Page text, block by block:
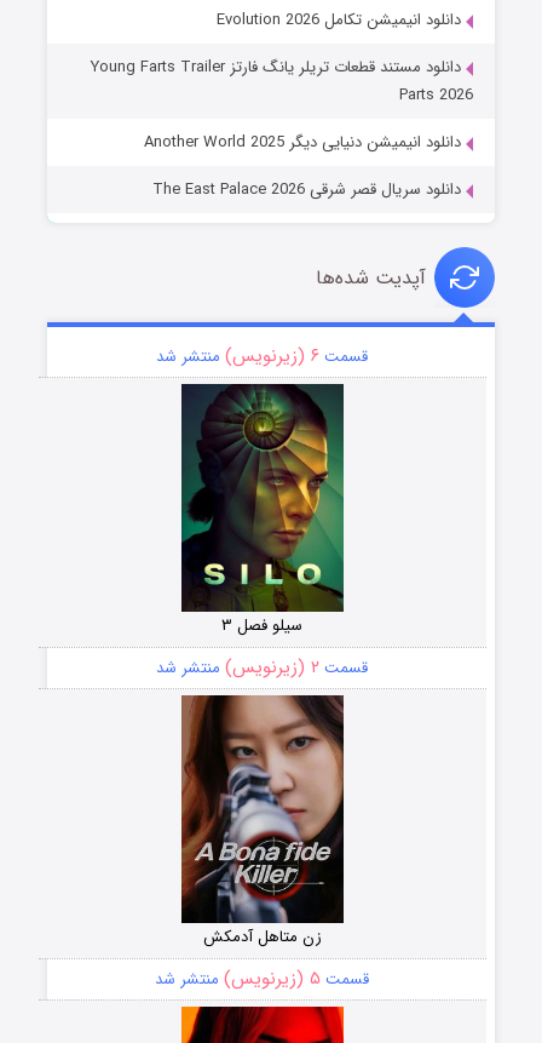
دانلود انیمیشن تکامل Evolution 2026
دانلود مستند قطعات تریلر یانگ فارتز Young Farts Trailer
Parts 2026
دانلود انیمیشن دنیایی دیگر Another World 2025
دانلود سریال قصر شرقی The East Palace 2026
آپدیت شده‌ها
قسمت ۶ (زیرنویس) منتشر شد
سیلو فصل ۳
قسمت ۲ (زیرنویس) منتشر شد
زن متاهل آدمکش
قسمت ۵ (زیرنویس) منتشر شد